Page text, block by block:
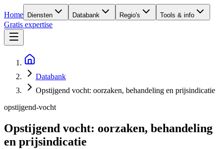
Home Diensten Databank Regio's Tools & info
Gratis expertise
Databank
Opstijgend vocht: oorzaken, behandeling en prijsindicatie
opstijgend-vocht
Opstijgend vocht: oorzaken, behandeling
en prijsindicatie